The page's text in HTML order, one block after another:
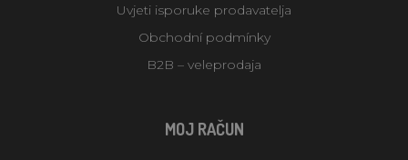
Uvjeti isporuke prodavatelja
Obchodní podmínky
B2B – veleprodaja
MOJ RAČUN